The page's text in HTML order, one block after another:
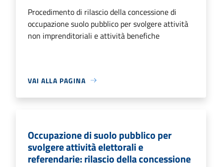
Procedimento di rilascio della concessione di
occupazione suolo pubblico per svolgere attività
non imprenditoriali e attività benefiche
VAI ALLA PAGINA
Occupazione di suolo pubblico per
svolgere attività elettorali e
referendarie: rilascio della concessione